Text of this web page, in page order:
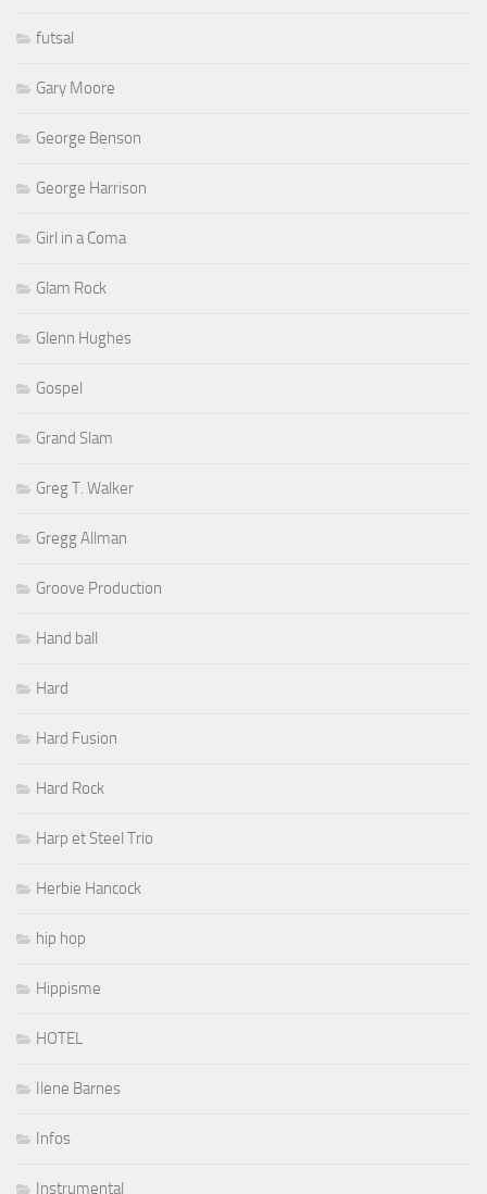
futsal
Gary Moore
George Benson
George Harrison
Girl in a Coma
Glam Rock
Glenn Hughes
Gospel
Grand Slam
Greg T. Walker
Gregg Allman
Groove Production
Hand ball
Hard
Hard Fusion
Hard Rock
Harp et Steel Trio
Herbie Hancock
hip hop
Hippisme
HOTEL
Ilene Barnes
Infos
Instrumental